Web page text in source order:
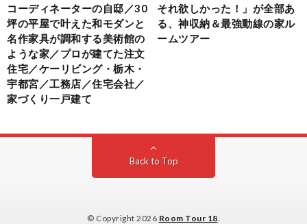
コーディネーターの自邸／30
坪の平屋で叶えた和モダンと
名作家具が調和する美術館の
ような家／プロが建てた注文
住宅／ケーリビング・栃木・
宇都宮／工務店／住宅会社／
家づくり一戸建て
それ欲しかった！」が全部あ
る、神収納＆最強動線の家ル
ームツアー
Back to Top
© Copyright 2026 Room Tour 18